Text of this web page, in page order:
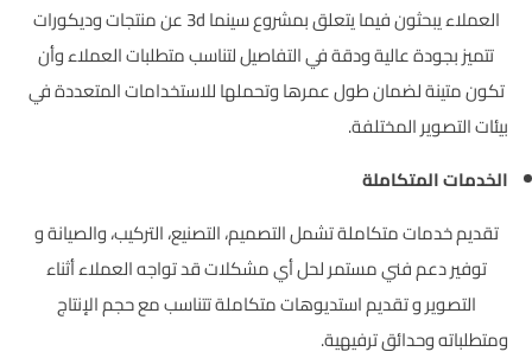
العملاء يبحثون فيما يتعلق بمشروع سينما 3d عن منتجات وديكورات
تتميز بجودة عالية ودقة في التفاصيل لتناسب متطلبات العملاء وأن
تكون متينة لضمان طول عمرها وتحملها للاستخدامات المتعددة في
بيئات التصوير المختلفة.
الخدمات المتكاملة
تقديم خدمات متكاملة تشمل التصميم، التصنيع، التركيب، والصيانة و
توفير دعم فني مستمر لحل أي مشكلات قد تواجه العملاء أثناء
التصوير و تقديم استديوهات متكاملة تتناسب مع حجم الإنتاج
ومتطلباته وحدائق ترفيهية.